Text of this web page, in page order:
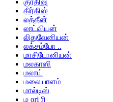
குர்திஷ்
கிர்கிஸ்
லத்தீன்
லாட்வியன்
லிதுவேனியன்
லக்சம்போ ..
மாசிடோனியன்
மலகாஸி
மலாய்
மலையாளம்
மால்டிஸ்
ம ori ரி